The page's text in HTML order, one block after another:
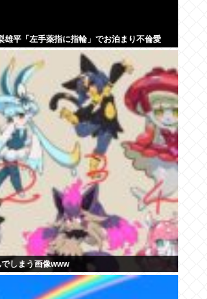
雄平「左手薬指に指輪」でお泊まり不倫愛
しまう画像www